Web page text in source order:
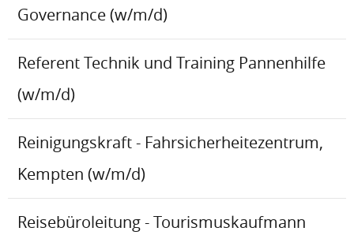
Governance (w/m/d)
Referent Technik und Training Pannenhilfe
(w/m/d)
Reinigungskraft - Fahrsicherheitezentrum,
Kempten (w/m/d)
Reisebüroleitung - Tourismuskaufmann